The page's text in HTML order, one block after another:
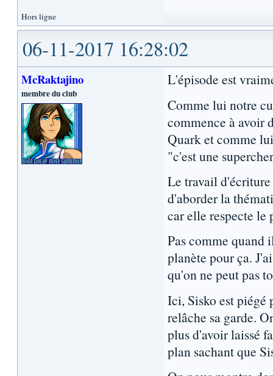
Hors ligne
06-11-2017 16:28:02
McRaktajino
membre du club
L'épisode est
Comme lui notre
commence à avoir
Quark et comme
"c'est une
Le travail
d'aborder la
car elle respecte le
Pas comme
planète pour ça.
qu'on ne peut pas
Ici, Sisko est piégé
relâche sa garde.
plus d'avoir laissé
plan sachant que